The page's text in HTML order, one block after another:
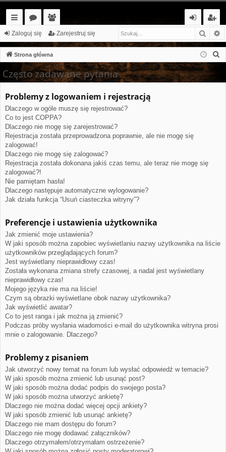
ię
ce
j…
or
a
ży
tk
o
w
ni
cy
og
uj
si
ar
ej
es
Zaloguj się Zarejestruj się
Strona główna
Często zadawane pytania
Problemy z logowaniem i rejestracją
Dlaczego w ogóle muszę się rejestrować?
Co to jest COPPA?
Dlaczego nie mogę się zarejestrować?
Rejestracja została przeprowadzona poprawnie, ale nie mogę się
zalogować!
Dlaczego nie mogę się zalogować?
Rejestracja została dokonana jakiś czas temu, ale teraz nie mogę się
zalogować?!
Nie pamiętam hasła!
Dlaczego następuje automatyczne wylogowanie?
Jak działa funkcja “Usuń ciasteczka witryny”?
Preferencje i ustawienia użytkownika
Jak zmienić moje ustawienia?
W jaki sposób można zapobiec wyświetlaniu nazwy użytkownika na liście
użytkowników przeglądających forum?
Jest wyświetlany nieprawidłowy czas!
Została wykonana zmiana strefy czasowej, a nadal jest wyświetlany
nieprawidłowy czas!
Mojego języka nie ma na liście!
Czym są obrazki wyświetlane obok nazwy użytkownika?
Jak wyświetlić awatar?
Co to jest ranga i jak można ją zmienić?
Podczas próby wysłania wiadomości e-mail do użytkownika witryna prosi
mnie o zalogowanie. Dlaczego?
Problemy z pisaniem
Jak utworzyć nowy temat na forum lub wysłać odpowiedź w temacie?
W jaki sposób można zmienić lub usunąć post?
W jaki sposób można dodać podpis do swojego posta?
W jaki sposób można utworzyć ankietę?
Dlaczego nie można dodać więcej opcji ankiety?
W jaki sposób zmienić lub usunąć ankietę?
Dlaczego nie mam dostępu do forum?
Dlaczego nie mogę dodawać załączników?
Dlaczego otrzymałem/otrzymałam ostrzeżenie?